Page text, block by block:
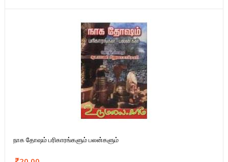
நாக தோஷம் பரிகாரங்களும் பலன்களும்